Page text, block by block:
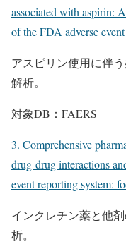
associated with aspirin:
of the FDA adverse
アスピリン使用に伴
解析。
対象DB：FAERS
3. Comprehensive
drug-drug interactions
event reporting system:
インクレチン薬と他
析。